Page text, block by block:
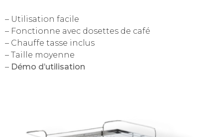
– Utilisation facile
– Fonctionne avec dosettes de café
– Chauffe tasse inclus
– Taille moyenne
– Démo d’utilisation